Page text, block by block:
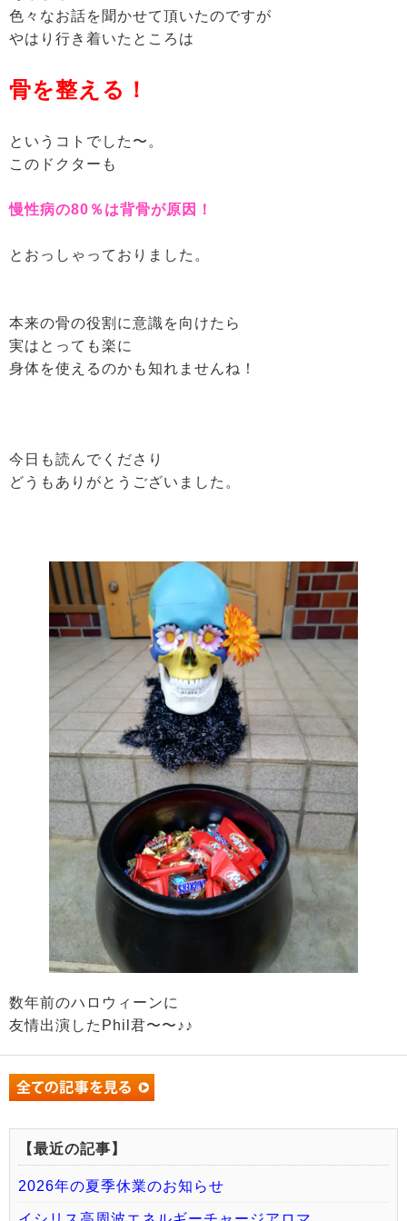
色々なお話を聞かせて頂いたのですが
やはり行き着いたところは
骨を整える！
というコトでした〜。
このドクターも
慢性病の80％は背骨が原因！
とおっしゃっておりました。
本来の骨の役割に意識を向けたら
実はとっても楽に
身体を使えるのかも知れませんね！
今日も読んでくださり
どうもありがとうございました。
数年前のハロウィーンに
友情出演したPhil君〜〜♪♪
【最近の記事】
2026年の夏季休業のお知らせ